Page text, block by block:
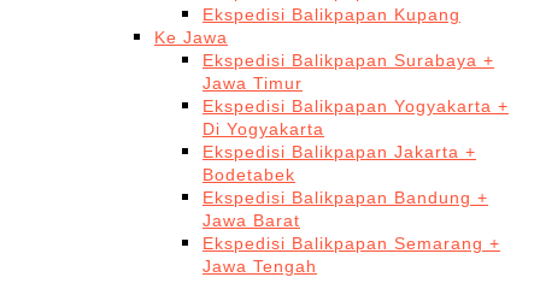
Ekspedisi Balikpapan Kupang
Ke Jawa
Ekspedisi Balikpapan Surabaya +
Jawa Timur
Ekspedisi Balikpapan Yogyakarta +
Di Yogyakarta
Ekspedisi Balikpapan Jakarta +
Bodetabek
Ekspedisi Balikpapan Bandung +
Jawa Barat
Ekspedisi Balikpapan Semarang +
Jawa Tengah